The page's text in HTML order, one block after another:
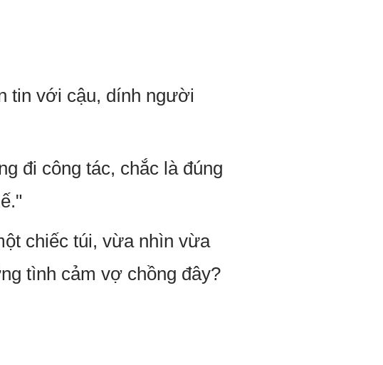
tin với cậu, dính người
đi công tác, chắc là đúng
chiếc túi, vừa nhìn vừa
tình cảm vợ chồng đây?